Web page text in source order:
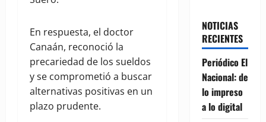
En respuesta, el doctor
Canaán, reconoció la
precariedad de los sueldos
y se comprometió a buscar
alternativas positivas en un
plazo prudente.
NOTICIAS
RECIENTES
Periódico El
Nacional: de
lo impreso
a lo digital